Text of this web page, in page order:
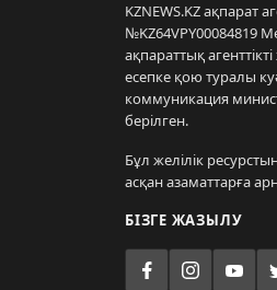
KZNEWS.KZ ақпарат
№KZ64VPY00084819
ақпараттық
есепке қою туралы
коммуникация
берілген.
Бұл желілік
асқан азаматтарға
БІЗГЕ ЖАЗЫЛУ